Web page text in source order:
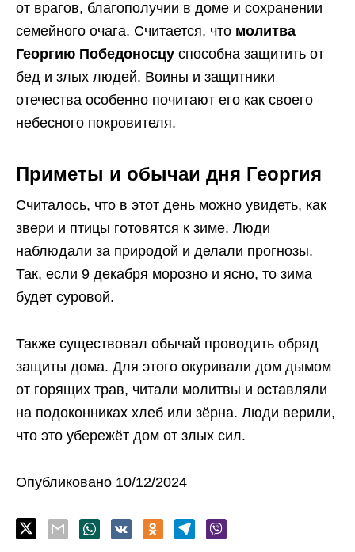
от врагов, благополучии в доме и сохранении
семейного очага. Считается, что молитва
Георгию Победоносцу способна защитить от
бед и злых людей. Воины и защитники
отечества особенно почитают его как своего
небесного покровителя.
Приметы и обычаи дня Георгия
Считалось, что в этот день можно увидеть, как
звери и птицы готовятся к зиме. Люди
наблюдали за природой и делали прогнозы.
Так, если 9 декабря морозно и ясно, то зима
будет суровой.
Также существовал обычай проводить обряд
защиты дома. Для этого окуривали дом дымом
от горящих трав, читали молитвы и оставляли
на подоконниках хлеб или зёрна. Люди верили,
что это убережёт дом от злых сил.
Опубликовано 10/12/2024